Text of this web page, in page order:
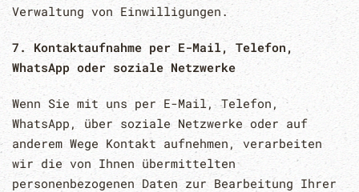
Verwaltung von Einwilligungen.
7. Kontaktaufnahme per E-Mail, Telefon,
WhatsApp oder soziale Netzwerke
Wenn Sie mit uns per E-Mail, Telefon,
WhatsApp, über soziale Netzwerke oder auf
anderem Wege Kontakt aufnehmen, verarbeiten
wir die von Ihnen übermittelten
personenbezogenen Daten zur Bearbeitung Ihrer